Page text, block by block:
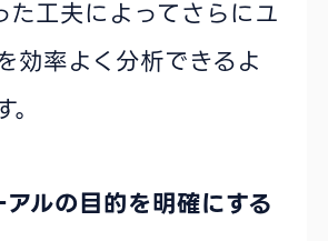
た工夫によってさらにユ
効率よく分析できるよ
アルの目的を明確にする